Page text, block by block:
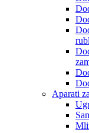
Aparati